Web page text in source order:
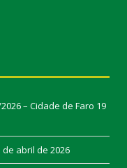
2026 – Cidade de Faro 19
de abril de 2026